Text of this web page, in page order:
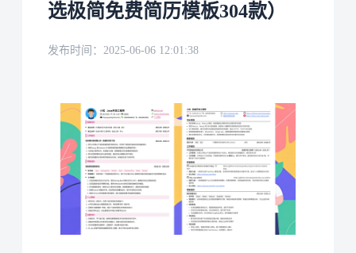
选极简免费简历模板304款）
发布时间： 2025-06-06 12:01:38